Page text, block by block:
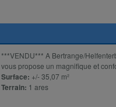
***VENDU*** A Bertrange/
vous propose un magnifique et
Surface: +/- 35,07 m²
Terrain: 1 ares